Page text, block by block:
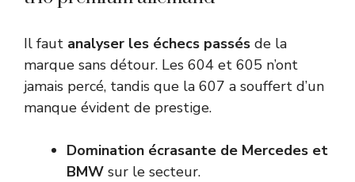
Il faut analyser les échecs passés de la
marque sans détour. Les 604 et 605 n’ont
jamais percé, tandis que la 607 a souffert d’un
manque évident de prestige.
Domination écrasante de Mercedes et
BMW sur le secteur.